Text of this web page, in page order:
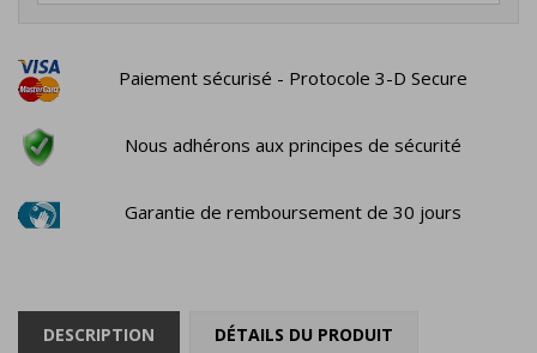
Paiement sécurisé - Protocole 3-D Secure
Nous adhérons aux principes de sécurité
Garantie de remboursement de 30 jours
DESCRIPTION DÉTAILS DU PRODUIT